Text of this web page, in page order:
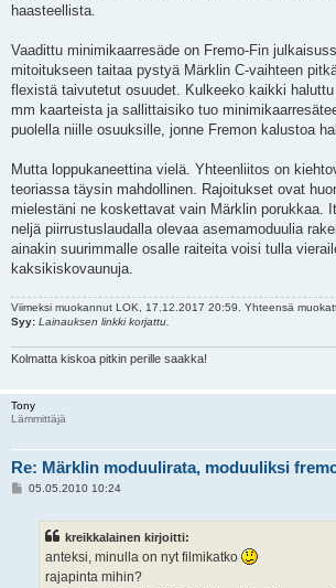
haasteellista.
Vaadittu minimikaarresäde on Fremo-Fin
mitoitukseen taitaa pystyä Märklin C-vaihteen
flexistä taivutetut osuudet. Kulkeeko kaikki
mm kaarteista ja sallittaisiko tuo
puolella niille osuuksille, jonne Fremon kalustoa
Mutta loppukaneettina vielä. Yhteenliitos on
teoriassa täysin mahdollinen. Rajoitukset ovat
mielestäni ne koskettavat vain Märklin porukkaa.
neljä piirrustuslaudalla olevaa asemamoduulia
ainakin suurimmalle osalle raiteita voisi tulla
kaksikiskovaunuja.
Viimeksi muokannut LOK , 17.12.2017 20:59. Yhteensä
Syy: Lainauksen linkki korjattu.
Kolmatta kiskoa pitkin perille saakka!
Tony
Lämmittäjä
Re: Märklin moduulirata, moduuliksi
V05.05.2010 10:24
kreikkalainen kirjoitti:
anteksi, minulla on nyt filmikatko
rajapinta mihin?